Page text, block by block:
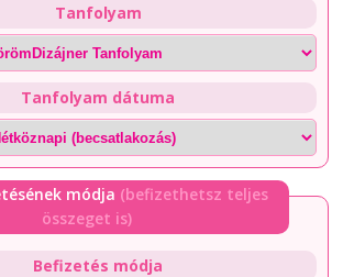
Tanfolyam
Tanfolyam dátuma
módja (befizethetsz teljes
összeget is)
Befizetés módja